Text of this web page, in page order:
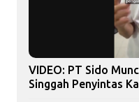
VIDEO: PT Sido
Singgah Penyintas